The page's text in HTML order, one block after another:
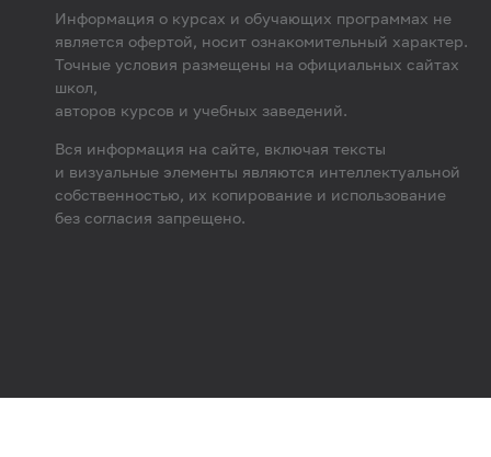
Информация о курсах и обучающих программах не
является офертой, носит ознакомительный характер.
Точные условия размещены на официальных сайтах
школ,
авторов курсов и учебных заведений.
Вся информация на сайте, включая тексты
и визуальные элементы являются интеллектуальной
собственностью, их копирование и использование
без согласия запрещено.